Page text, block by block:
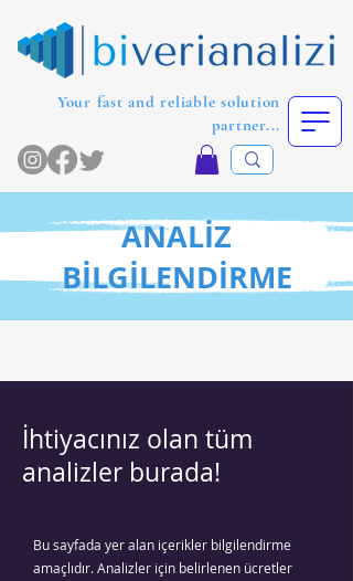
Your fast and reliable solution
partner...
ANALİZ
BİLGİLENDİRME
İhtiyacınız olan tüm
analizler burada!
Bu sayfada yer alan içerikler bilgilendirme
amaçlıdır. Analizler için belirlenen ücretler